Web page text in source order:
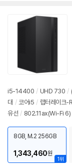
i5-14400 / UHD 730 /
대 / 코어i5 / 랩터레이크-R
유선 / 802.11ax(Wi-Fi 6)
/ 구성변경상품 / 소비
1위
8GB, M.2 256GB
1,343,460원